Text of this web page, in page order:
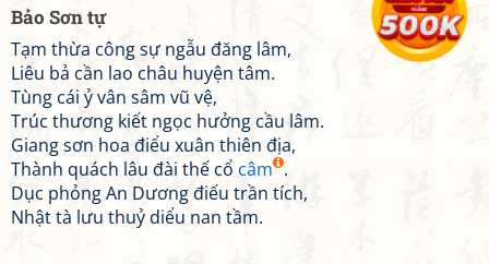
Bảo Sơn tự
Tạm thừa công sự ngẫu đăng lâm,
Liêu bả cần lao châu huyện tâm.
Tùng cái ỷ vân sâm vũ vệ,
Trúc thương kiết ngọc hưởng cầu lâm.
Giang sơn hoa điểu xuân thiên địa,
Thành quách lâu đài thế cổ câm .
Dục phỏng An Dương điếu trần tích,
Nhật tà lưu thuỷ diểu nan tầm.